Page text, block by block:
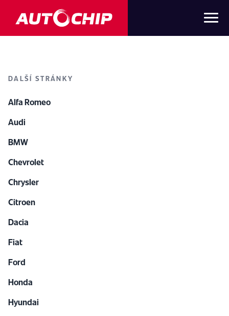
DALŠÍ STRÁNKY
Alfa Romeo
Audi
BMW
Chevrolet
Chrysler
Citroen
Dacia
Fiat
Ford
Honda
Hyundai